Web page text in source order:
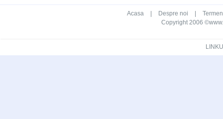
Acasa Despre noi
Copyright 2006